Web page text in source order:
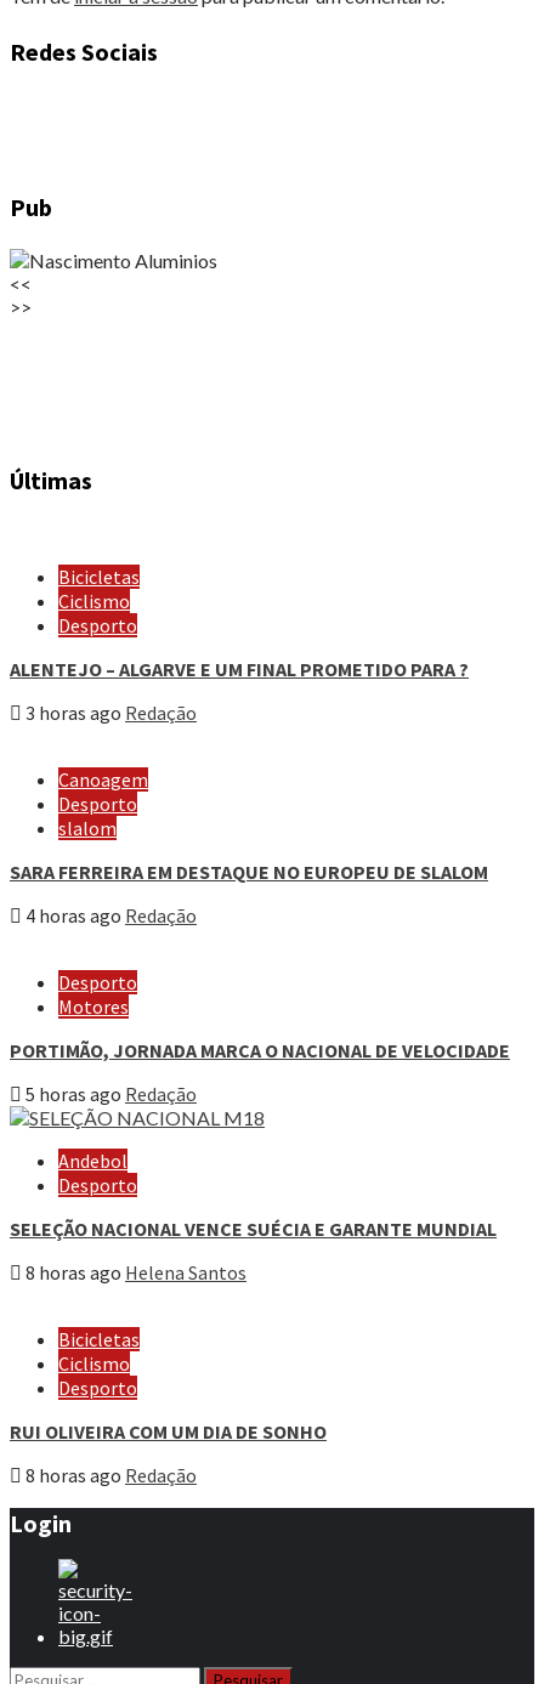
Redes Sociais
Pub
<<
>>
Últimas
Bicicletas
Ciclismo
Desporto
ALENTEJO – ALGARVE E UM FINAL PROMETIDO PARA ?
3 horas ago Redação
Canoagem
Desporto
slalom
SARA FERREIRA EM DESTAQUE NO EUROPEU DE SLALOM
4 horas ago Redação
Desporto
Motores
PORTIMÃO, JORNADA MARCA O NACIONAL DE VELOCIDADE
5 horas ago Redação
Andebol
Desporto
SELEÇÃO NACIONAL VENCE SUÉCIA E GARANTE MUNDIAL
8 horas ago Helena Santos
Bicicletas
Ciclismo
Desporto
RUI OLIVEIRA COM UM DIA DE SONHO
8 horas ago Redação
Login
Pesquisar